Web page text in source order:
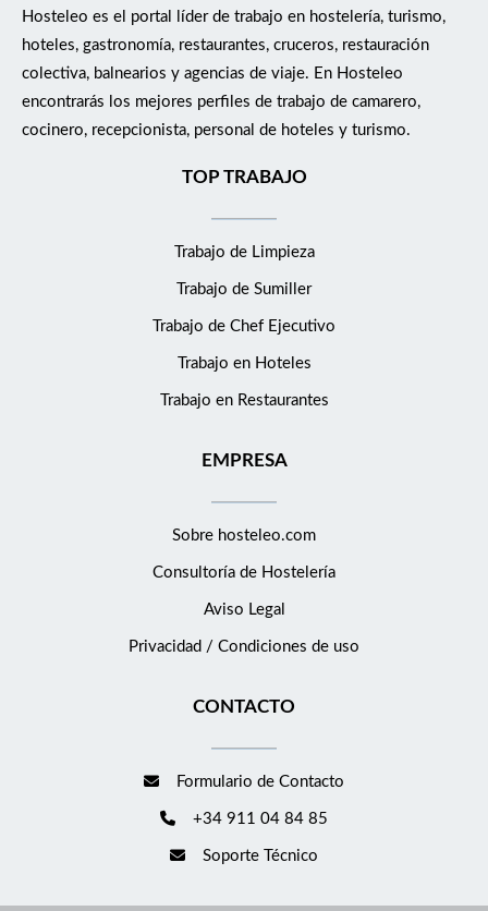
Hosteleo es el portal líder de trabajo en hostelería, turismo,
hoteles, gastronomía, restaurantes, cruceros, restauración
colectiva, balnearios y agencias de viaje. En Hosteleo
encontrarás los mejores perfiles de trabajo de camarero,
cocinero, recepcionista, personal de hoteles y turismo.
TOP TRABAJO
Trabajo de Limpieza
Trabajo de Sumiller
Trabajo de Chef Ejecutivo
Trabajo en Hoteles
Trabajo en Restaurantes
EMPRESA
Sobre hosteleo.com
Consultoría de Hostelería
Aviso Legal
Privacidad / Condiciones de uso
CONTACTO
Formulario de Contacto
+34 911 04 84 85
Soporte Técnico